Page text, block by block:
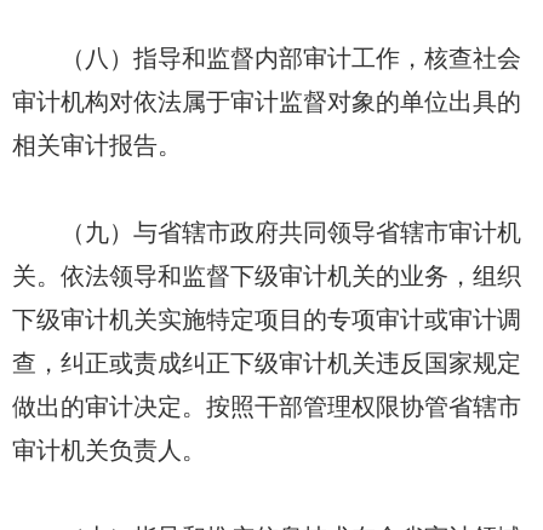
（八）指导和监督内部审计工作，核查社会
审计机构对依法属于审计监督对象的单位出具的
相关审计报告。
（九）与省辖市政府共同领导省辖市审计机
关。依法领导和监督下级审计机关的业务，组织
下级审计机关实施特定项目的专项审计或审计调
查，纠正或责成纠正下级审计机关违反国家规定
做出的审计决定。按照干部管理权限协管省辖市
审计机关负责人。